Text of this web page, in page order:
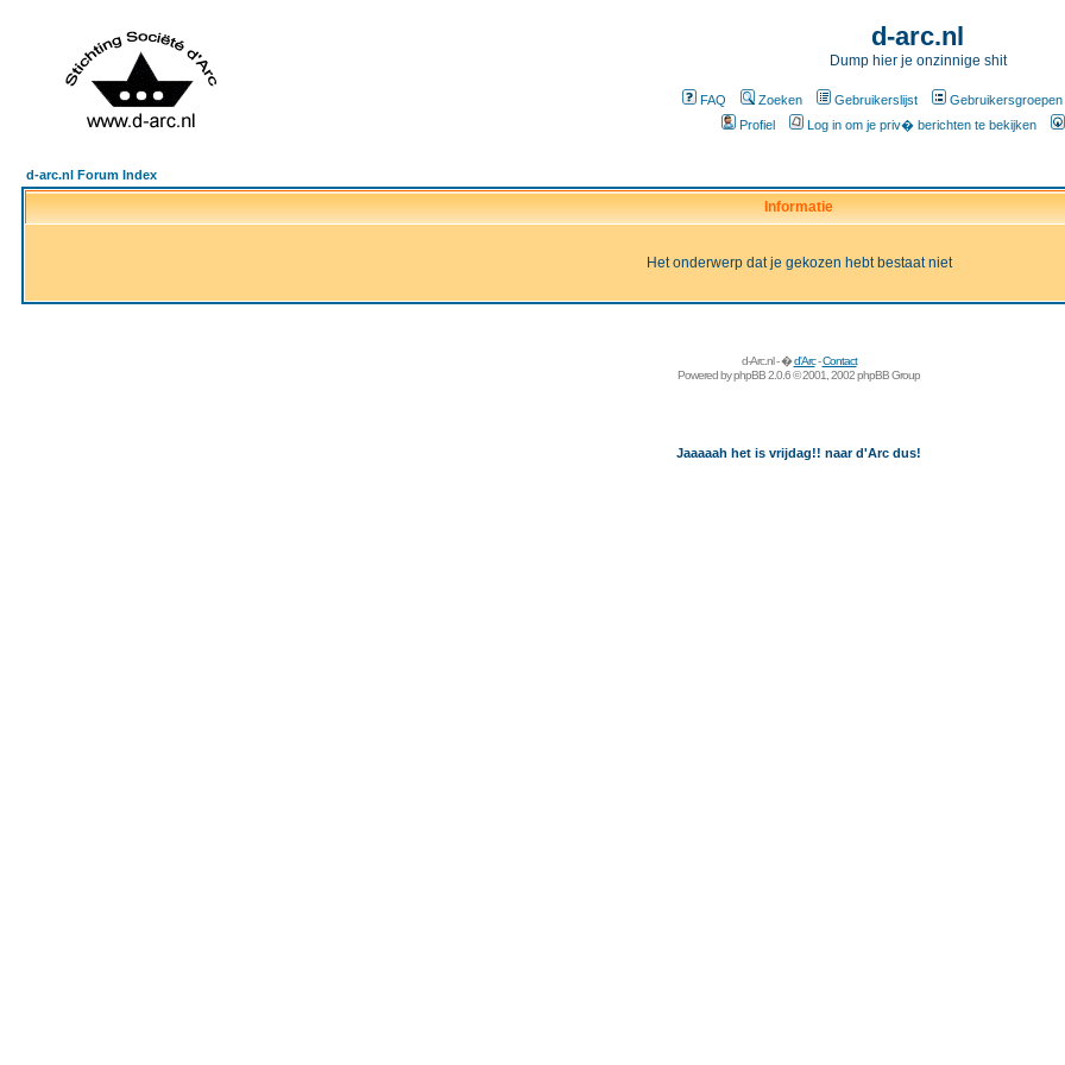
d-arc.nl
Dump hier je onzinnige shit
FAQ Zoeken Gebruikerslijst Gebruikersgroepen
Profiel
Log in om je priv� berichten te bekijken
d-arc.nl Forum Index
Informatie
Het onderwerp dat je gekozen hebt bestaat niet
d-Arc.nl - �d'Arc-Contact
Powered byphpBB2.0.6 © 2001, 2002 phpBB Group
Jaaaaah het is vrijdag!! naar d'Arc dus!